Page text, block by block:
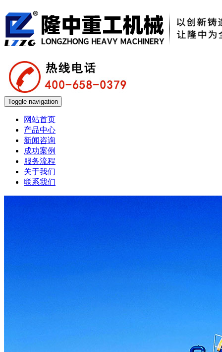
Toggle navigation
网站首页
产品中心
新闻咨询
成功案例
服务流程
关于我们
联系我们